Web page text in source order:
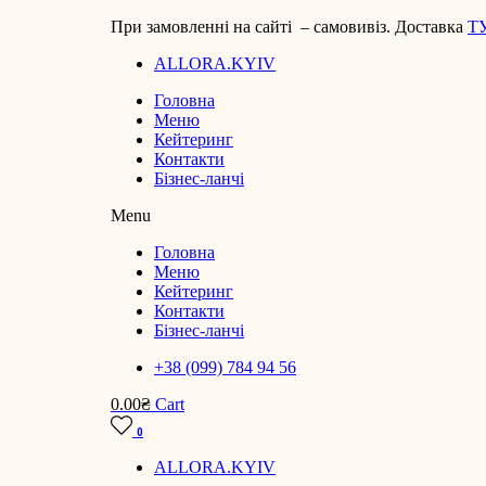
При замовленні на сайті – самовивіз. Доставка
ALLORA.KYIV
Головна
Меню
Кейтеринг
Контакти
Бізнес-ланчі
Menu
Головна
Меню
Кейтеринг
Контакти
Бізнес-ланчі
+38 (099) 784 94 56
0.00₴ Cart
0
ALLORA.KYIV